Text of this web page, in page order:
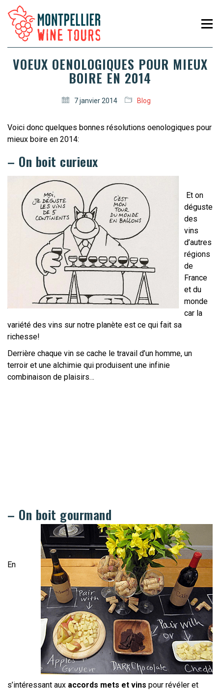
VOEUX OENOLOGIQUES POUR MIEUX
BOIRE EN 2014
7 janvier 2014 Blog
Voici donc quelques bonnes résolutions oenologiques pour
mieux boire en 2014:
– On boit curieux
Et on
déguste
des
vins
d’autres
régions
de
France
et du
monde
car la
variété des vins sur notre planète est ce qui fait sa
richesse!
Derrière chaque vin se cache le travail d’un homme, un
terroir et une alchimie qui produisent une infinie
combinaison de plaisirs…
– On boit gourmand
En
s’intéressant aux accords mets et vins pour révéler et